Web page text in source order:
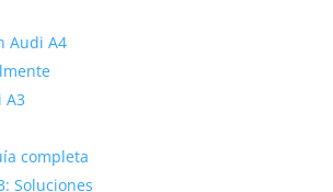
Audi A4
A3
completa
Soluciones